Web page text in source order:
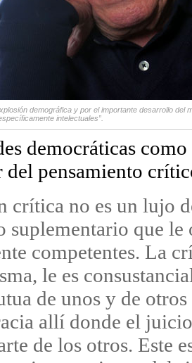
demográfica y por el importante desarrollo del
intelectuales”.
democráticas
pensamiento
crítica no es un lujo
suplementario que le
competentes. La
le es
de unos y de
allí donde el
de los otros. Este